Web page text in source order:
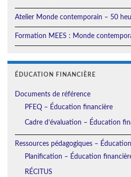
Atelier Monde contemporain – 50
Formation MEES : Monde
ÉDUCATION FINANCIÈRE
Documents de référence
PFEQ – Éducation financière
Cadre d’évaluation – Éducation
Ressources pédagogiques –
Planification – Éducation
RÉCITUS